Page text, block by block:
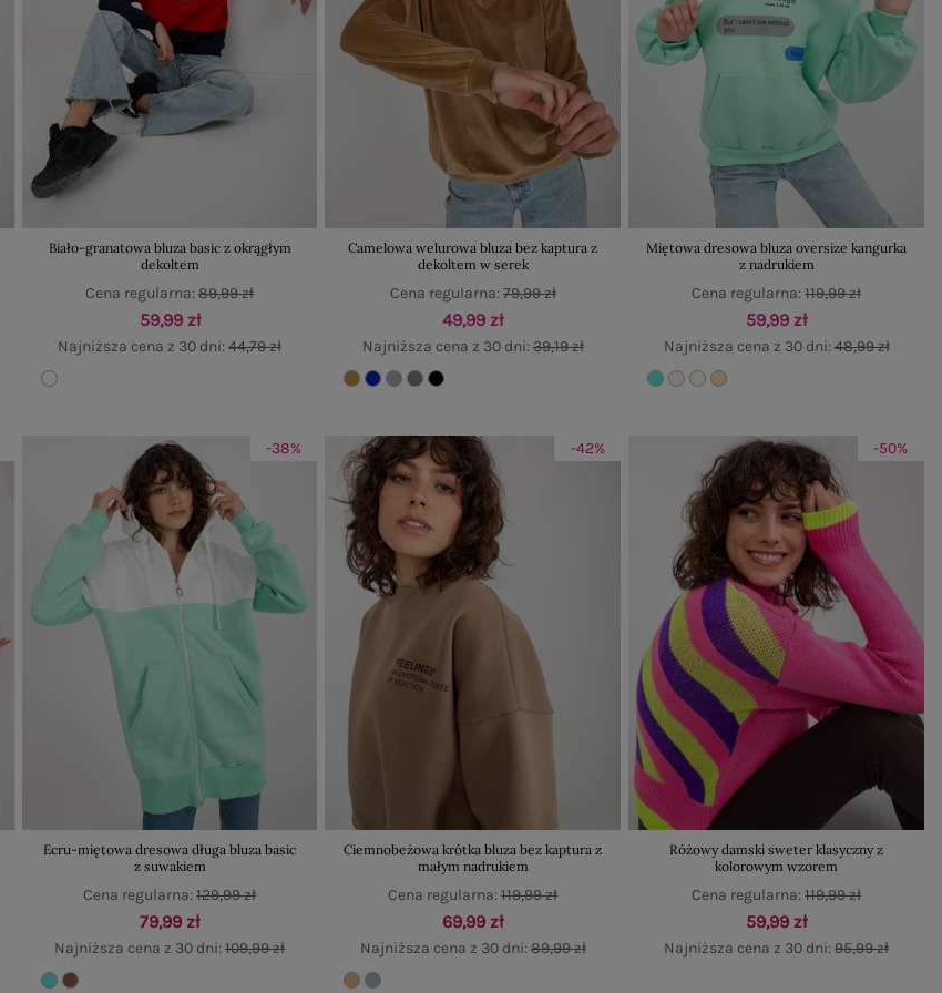
Biało-granatowa bluza basic z okrągłym
dekoltem
59,99 zł
Najniższa cena z 30 dni:44,79 zł
Cena regularna:89,99 zł
Camelowa welurowa bluza bez kaptura z
dekoltem w serek
49,99 zł
Najniższa cena z 30 dni:39,19 zł
Cena regularna:79,99 zł
Miętowa dresowa bluza oversize kangurka
z nadrukiem
59,99 zł
Najniższa cena z 30 dni:48,99 zł
Cena regularna:119,99 zł
-38%
Ecru-miętowa dresowa długa bluza basic
z suwakiem
79,99 zł
Najniższa cena z 30 dni:109,99 zł
Cena regularna:129,99 zł
-42%
Ciemnobeżowa krótka bluza bez kaptura z
małym nadrukiem
69,99 zł
Najniższa cena z 30 dni:89,99 zł
Cena regularna:119,99 zł
-50%
Różowy damski sweter klasyczny z
kolorowym wzorem
59,99 zł
Najniższa cena z 30 dni:95,99 zł
Cena regularna:119,99 zł